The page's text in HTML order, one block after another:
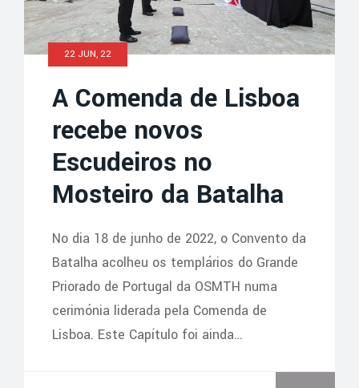
22 JUN, 22
A Comenda de Lisboa
recebe novos
Escudeiros no
Mosteiro da Batalha
No dia 18 de junho de 2022, o Convento da
Batalha acolheu os templários do Grande
Priorado de Portugal da OSMTH numa
cerimónia liderada pela Comenda de
Lisboa. Este Capítulo foi ainda…